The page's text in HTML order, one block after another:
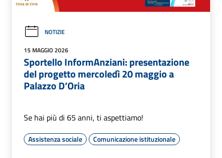
NOTIZIE
15 MAGGIO 2026
Sportello InformAnziani: presentazione
del progetto mercoledì 20 maggio a
Palazzo D’Oria
Se hai più di 65 anni, ti aspettiamo!
Assistenza sociale Comunicazione istituzionale